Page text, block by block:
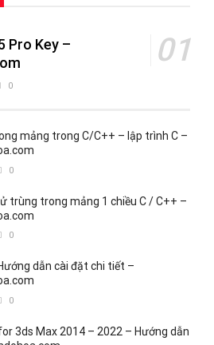
Pro Key –
0
mảng trong C/C++ – lập trình C –
0
trùng trong mảng 1 chiều C / C++ –
0
dẫn cài đặt chi tiết –
0
3ds Max 2014 – 2022 – Hướng dẫn